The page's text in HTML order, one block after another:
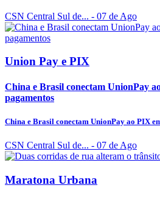
CSN Central Sul de... - 07 de Ago
Union Pay e PIX
China e Brasil conectam UnionPay
pagamentos
China e Brasil conectam UnionPay ao PIX
CSN Central Sul de... - 07 de Ago
Maratona Urbana